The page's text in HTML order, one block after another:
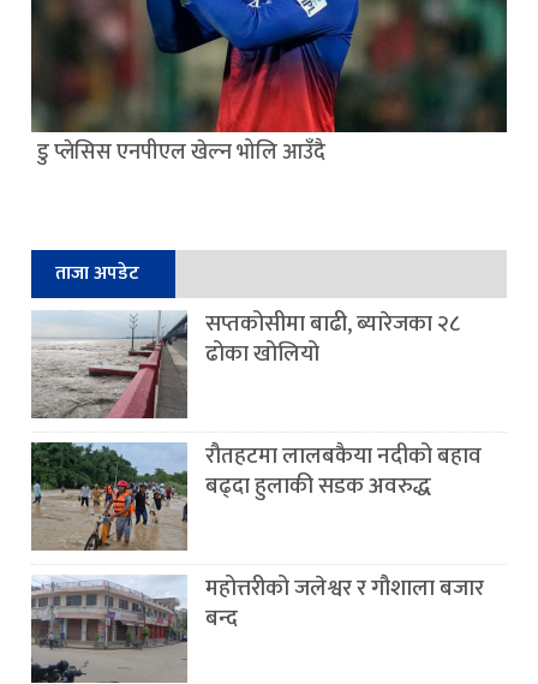
डु प्लेसिस एनपीएल खेल्न भोलि आउँदै
ताजा अपडेट
सप्तकोसीमा बाढी, ब्यारेजका २८
ढोका खोलियो
रौतहटमा लालबकैया नदीको बहाव
बढ्दा हुलाकी सडक अवरुद्ध
महोत्तरीको जलेश्वर र गौशाला बजार
बन्द